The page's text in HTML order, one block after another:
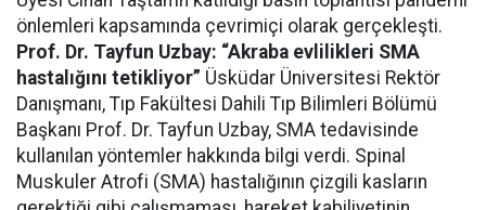
önlemleri kapsamında çevrimiçi olarak gerçekleşti.
Prof. Dr. Tayfun Uzbay: “Akraba evlilikleri SMA
hastalığını tetikliyor” Üsküdar Üniversitesi Rektör
Danışmanı, Tıp Fakültesi Dahili Tıp Bilimleri Bölümü
Başkanı Prof. Dr. Tayfun Uzbay, SMA tedavisinde
kullanılan yöntemler hakkında bilgi verdi. Spinal
Muskuler Atrofi (SMA) hastalığının çizgili kasların